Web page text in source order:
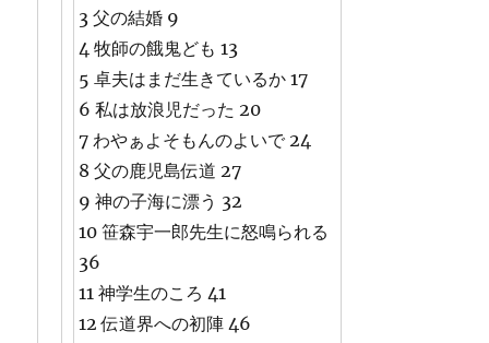
3 父の結婚 9
4 牧師の餓鬼ども 13
5 卓夫はまだ生きているか 17
6 私は放浪児だった 20
7 わやぁよそもんのよいで 24
8 父の鹿児島伝道 27
9 神の子海に漂う 32
10 笹森宇一郎先生に怒鳴られる
36
11 神学生のころ 41
12 伝道界への初陣 46